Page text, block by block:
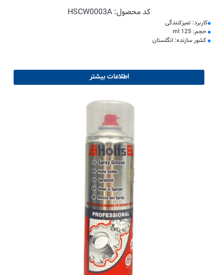
کد محصول: HSCW0003A
کاربرد: تمیزکنندگی
حجم: 125 ml
کشور سازنده: انگلستان
اطلاعات بیشتر